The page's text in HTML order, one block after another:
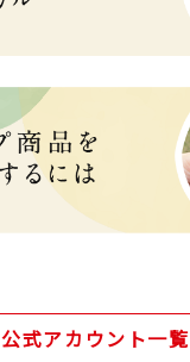
公式アカウント一覧